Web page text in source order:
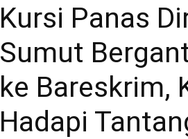
Kursi Panas
Sumut
ke Bareskrim,
Hadapi